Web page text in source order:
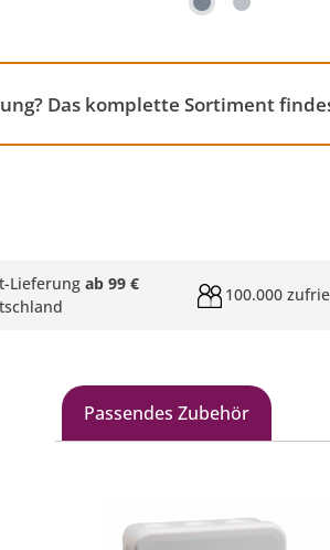
Das komplette Sortiment
Lieferung ab 99 €
100.000
Passendes Zubehör